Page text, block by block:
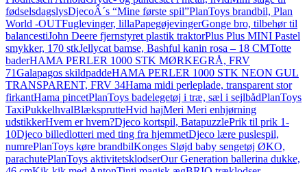
fødselsdagslysDjecoÂ´s “Mine første spil”PlanToys brandbil, Plan
World -OUTFuglevinger, lillaPapegøjevingerGonge bro, tilbehør til
balancestiJohn Deere fjernstyret plastik traktorPlus Plus MINI Pastel
smykker, 170 stkJellycat bamse, Bashful kanin rosa – 18 CMTotte
baderHAMA PERLER 1000 STK MØRKEGRÅ, FRV
71Galapagos skildpaddeHAMA PERLER 1000 STK NEON GUL
TRANSPARENT, FRV 34Hama midi perleplade, transparent stor
firkantHama pincetPlanToys badelegetøj i træ, sæl i sejlbådPlanToys
TaxiPukkelhvalBlæksprutteHvid hajMeri Meri enhjørning
udstikkerHvem er hvem?Djeco kortspil, BatapuzzlePrik til prik 1-
10Djeco billedlotteri med ting fra hjemmetDjeco lære puslespil,
numrePlanToys køre brandbilKonges Sløjd baby sengetøj ØKO,
parachutePlanToys aktivitetsklodserOur Generation ballerina dukke,